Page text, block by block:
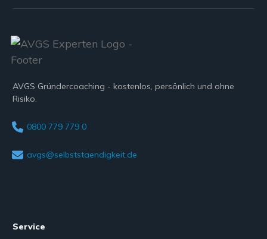
AVGS Gründercoaching - kostenlos, persönlich und ohne
Risiko.
0800 779 779 0
avgs@selbststaendigkeit.de
Service